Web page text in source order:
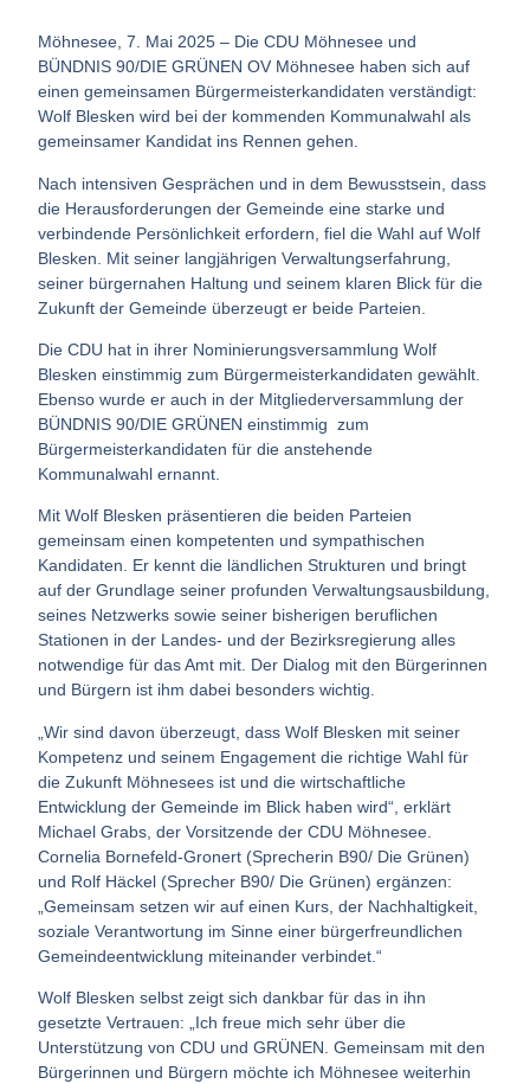
Möhnesee, 7. Mai 2025 – Die CDU Möhnesee und
BÜNDNIS 90/DIE GRÜNEN OV Möhnesee haben sich auf
einen gemeinsamen Bürgermeisterkandidaten verständigt:
Wolf Blesken wird bei der kommenden Kommunalwahl als
gemeinsamer Kandidat ins Rennen gehen.
Nach intensiven Gesprächen und in dem Bewusstsein, dass
die Herausforderungen der Gemeinde eine starke und
verbindende Persönlichkeit erfordern, fiel die Wahl auf Wolf
Blesken. Mit seiner langjährigen Verwaltungserfahrung,
seiner bürgernahen Haltung und seinem klaren Blick für die
Zukunft der Gemeinde überzeugt er beide Parteien.
Die CDU hat in ihrer Nominierungsversammlung Wolf
Blesken einstimmig zum Bürgermeisterkandidaten gewählt.
Ebenso wurde er auch in der Mitgliederversammlung der
BÜNDNIS 90/DIE GRÜNEN einstimmig zum
Bürgermeisterkandidaten für die anstehende
Kommunalwahl ernannt.
Mit Wolf Blesken präsentieren die beiden Parteien
gemeinsam einen kompetenten und sympathischen
Kandidaten. Er kennt die ländlichen Strukturen und bringt
auf der Grundlage seiner profunden Verwaltungsausbildung,
seines Netzwerks sowie seiner bisherigen beruflichen
Stationen in der Landes- und der Bezirksregierung alles
notwendige für das Amt mit. Der Dialog mit den Bürgerinnen
und Bürgern ist ihm dabei besonders wichtig.
„Wir sind davon überzeugt, dass Wolf Blesken mit seiner
Kompetenz und seinem Engagement die richtige Wahl für
die Zukunft Möhnesees ist und die wirtschaftliche
Entwicklung der Gemeinde im Blick haben wird“, erklärt
Michael Grabs, der Vorsitzende der CDU Möhnesee.
Cornelia Bornefeld-Gronert (Sprecherin B90/ Die Grünen)
und Rolf Häckel (Sprecher B90/ Die Grünen) ergänzen:
„Gemeinsam setzen wir auf einen Kurs, der Nachhaltigkeit,
soziale Verantwortung im Sinne einer bürgerfreundlichen
Gemeindeentwicklung miteinander verbindet.“
Wolf Blesken selbst zeigt sich dankbar für das in ihn
gesetzte Vertrauen: „Ich freue mich sehr über die
Unterstützung von CDU und GRÜNEN. Gemeinsam mit den
Bürgerinnen und Bürgern möchte ich Möhnesee weiterhin